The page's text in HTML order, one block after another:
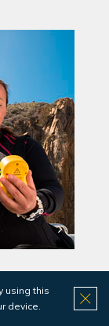
using this
device.